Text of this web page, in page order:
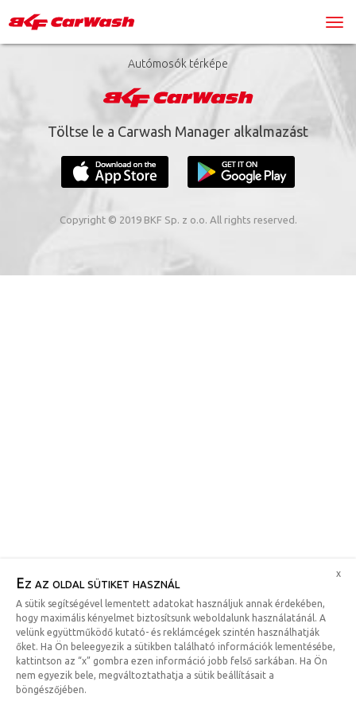
Autómosók térképe
Töltse le a Carwash Manager alkalmazást
Copyright © 2019 BKF Sp. z o.o. All rights reserved.
Ez az oldal sütiket használ
A sütik segítségével lementett adatokat használjuk annak érdekében,
hogy maximális kényelmet biztosítsunk weboldalunk használatánál. A
velünk együttműködő kutató- és reklámcégek szintén használhatják
őket. Ha Ön beleegyezik a sütikben található információk lementésébe,
kattintson az “x” gombra ezen információ jobb felső sarkában. Ha Ön
nem egyezik bele, megváltoztathatja a sütik beállításait a
böngészőjében.
x